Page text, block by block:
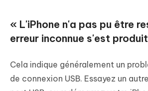
« L'iPhone n'a pas pu être
erreur inconnue s'est
Cela indique généralement un
de connexion USB. Essayez un